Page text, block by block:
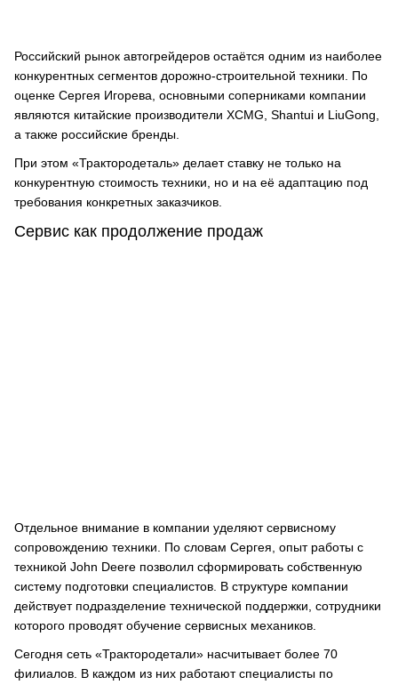
Российский рынок автогрейдеров остаётся одним из наиболее
конкурентных сегментов дорожно-строительной техники. По
оценке Сергея Игорева, основными соперниками компании
являются китайские производители XCMG, Shantui и LiuGong,
а также российские бренды.
При этом «Трактородеталь» делает ставку не только на
конкурентную стоимость техники, но и на её адаптацию под
требования конкретных заказчиков.
Сервис как продолжение продаж
Отдельное внимание в компании уделяют сервисному
сопровождению техники. По словам Сергея, опыт работы с
техникой John Deere позволил сформировать собственную
систему подготовки специалистов. В структуре компании
действует подразделение технической поддержки, сотрудники
которого проводят обучение сервисных механиков.
Сегодня сеть «Трактородетали» насчитывает более 70
филиалов. В каждом из них работают специалисты по